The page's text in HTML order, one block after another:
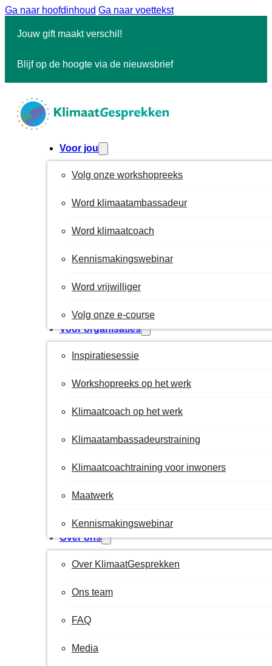
Ga naar hoofdinhoud Ga naar voettekst
Jouw gift maakt verschil!
Blijf op de hoogte via de nieuwsbrief
Voor jou
Volg onze workshopreeks
Word klimaatambassadeur
Word klimaatcoach
Kennismakingswebinar
Word vrijwilliger
Volg onze e-course
Voor organisaties
Inspiratiesessie
Workshopreeks op het werk
Klimaatcoach op het werk
Klimaatambassadeurstraining
Klimaatcoachtraining voor inwoners
Maatwerk
Kennismakingswebinar
Over ons
Over KlimaatGesprekken
Ons team
FAQ
Media